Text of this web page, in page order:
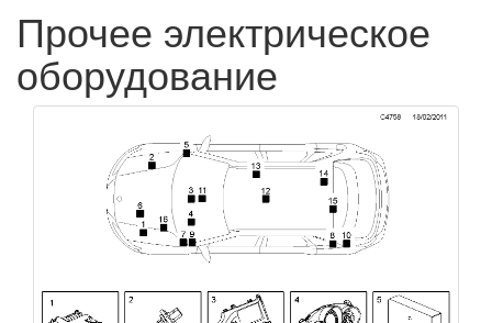
Прочее электрическое
оборудование